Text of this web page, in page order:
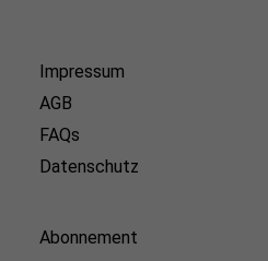
Impressum
AGB
FAQs
Datenschutz
Abonnement